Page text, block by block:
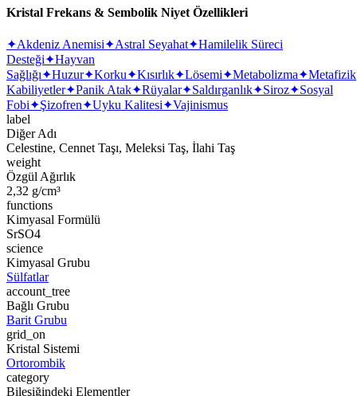
Kristal Frekans & Sembolik Niyet Özellikleri
✦Akdeniz Anemisi✦Astral Seyahat✦Hamilelik Süreci
Desteği✦Hayvan
Sağlığı✦Huzur✦Korku✦Kısırlık✦Lösemi✦Metabolizma✦Metafizik
Kabiliyetler✦Panik Atak✦Rüyalar✦Saldırganlık✦Siroz✦Sosyal
Fobi✦Şizofren✦Uyku Kalitesi✦Vajinismus
label
Diğer Adı
Celestine, Cennet Taşı, Meleksi Taş, İlahi Taş
weight
Özgül Ağırlık
2,32 g/cm³
functions
Kimyasal Formülü
SrSO4
science
Kimyasal Grubu
Sülfatlar
account_tree
Bağlı Grubu
Barit Grubu
grid_on
Kristal Sistemi
Ortorombik
category
Bileşiğindeki Elementler